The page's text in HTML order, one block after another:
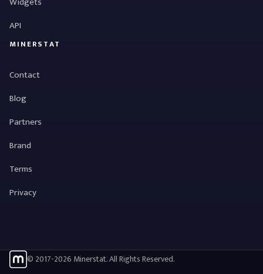
API
MINERSTAT
Contact
Blog
Partners
Brand
Terms
Privacy
© 2017-2026 Minerstat. All Rights Reserved.